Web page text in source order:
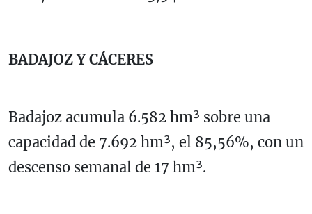
BADAJOZ Y CÁCERES
Badajoz acumula 6.582 hm³ sobre una
capacidad de 7.692 hm³, el 85,56%, con un
descenso semanal de 17 hm³.